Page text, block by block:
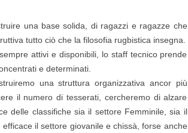
una base solida, di ragazzi e ragazze che
tutto ciò che la filosofia rugbistica insegna.
attivi e disponibili, lo staff tecnico prende
e determinati.
una struttura organizzativa ancor più
il numero di tesserati, cercheremo di alzare
delle classifiche sia il settore Femminile, sia il
il settore giovanile e chissà, forse anche